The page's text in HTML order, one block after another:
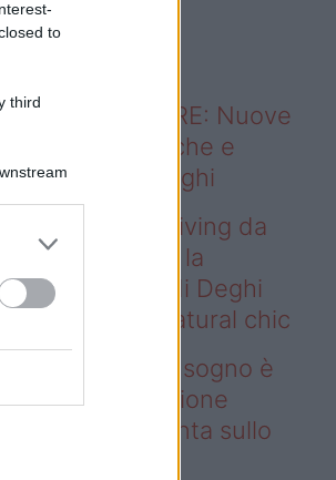
to
third
sapevi che...
ABITARE: Nuove
domestiche e
dei luoghi
– Avere un living da
è possibile: la
Karan di Deghi
sullo stile natural chic
un living da sogno è
la collezione
di Deghi punta sullo